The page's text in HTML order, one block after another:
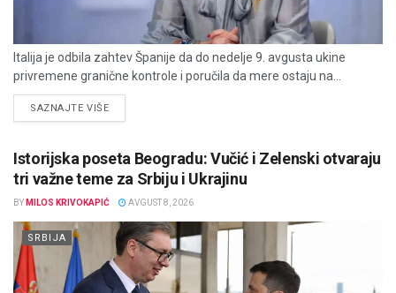
Italija je odbila zahtev Španije da do nedelje 9. avgusta ukine
privremene granične kontrole i poručila da mere ostaju na...
SAZNAJTE VIŠEDETAILS
Istorijska poseta Beogradu: Vučić i Zelenski otvaraju
tri važne teme za Srbiju i Ukrajinu
BY MILOS KRIVOKAPIĆ AVGUST 8, 2026
SRBIJA